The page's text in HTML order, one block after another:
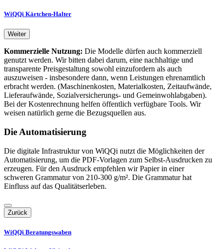
WiQQi Kärtchen-Halter
Weiter
Kommerzielle Nutzung: Die Modelle dürfen auch kommerziell
genutzt werden. Wir bitten dabei darum, eine nachhaltige und
transparente Preisgestaltung sowohl einzufordern als auch
auszuweisen - insbesondere dann, wenn Leistungen ehrenamtlich
erbracht werden. (Maschinenkosten, Materialkosten, Zeitaufwände,
Lieferaufwände, Sozialversicherungs- und Gemeinwohlabgaben).
Bei der Kostenrechnung helfen öffentlich verfügbare Tools. Wir
weisen natürlich gerne die Bezugsquellen aus.
Die Automatisierung
Die digitale Infrastruktur von WiQQi nutzt die Möglichkeiten der
Automatisierung, um die PDF-Vorlagen zum Selbst-Ausdrucken zu
erzeugen. Für den Ausdruck empfehlen wir Papier in einer
schweren Grammatur von 210-300 g/m². Die Grammatur hat
Einfluss auf das Qualitätserleben.
Zurück
WiQQi Beratungswaben